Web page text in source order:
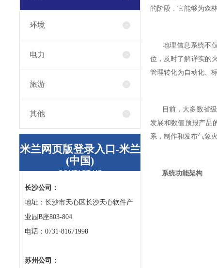
环境
电力
旅游
其他
米兰网页版登录入口-米兰
(中国)
CONTACT US
长沙公司：
地址：长沙市天心区长沙天心软件产
业园B座803-804
电话：0731-81671998
苏州公司：
的阶段，它能够为森
地理信息系统不仅
位，及时了解详实的
管理转化为自动化、
目前，大多数省级
发展和数值预报产品
系，制作和发布气象
系统功能架构